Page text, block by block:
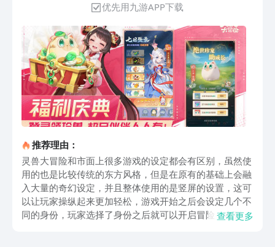
优先用九游APP下载
推荐理由：
灵兽大冒险和市面上很多游戏的设定都会有区别，虽然使
用的也是比较传统的东方风格，但是在原有的基础上会融
入大量的奇幻设定，并且整体使用的是竖屏的设置，这可
以让玩家操纵起来更加轻松，游戏开始之后会设定几个不
同的身份，玩家选择了身份之后就可以开启冒险，在冒险
查看更多